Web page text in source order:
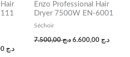
د.ج
Enzo Professional Hair
Dryer 7500W EN-6001
Séchoir
د.ج7.500,00 د.ج 6.600,00